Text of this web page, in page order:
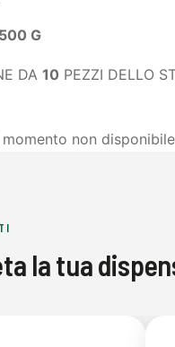
500 G
DA 10 PEZZI DELLO
non disponibile
la tua